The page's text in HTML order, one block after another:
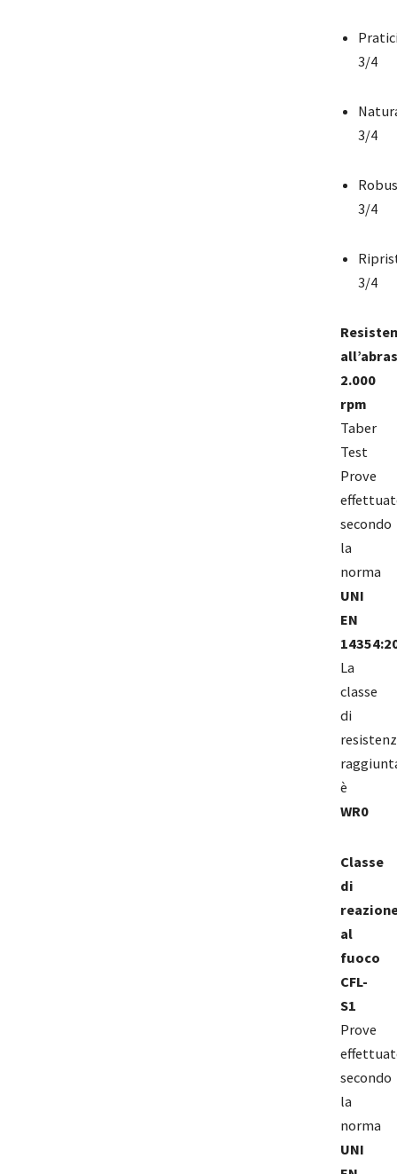
3/4
3/4
3/4
3/4
2.000
rpm
Taber
Test
Prove
secondo
la
norma
UNI
EN
La
classe
di
è
WR0
Classe
di
al
fuoco
CFL-
S1
Prove
secondo
la
norma
UNI